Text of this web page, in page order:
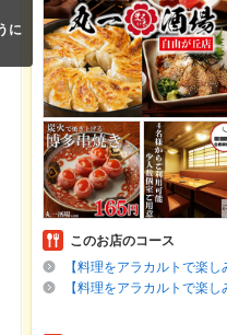
に
このお店のコース
【料理をアラカルトで楽
【料理をアラカルトで楽